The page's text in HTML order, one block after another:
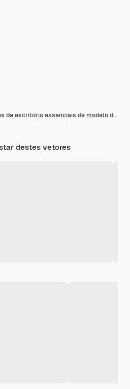
Conjunto de acessórios de escritório essenciais de modelo de papelaria comercial em preto e branco
destes vetores